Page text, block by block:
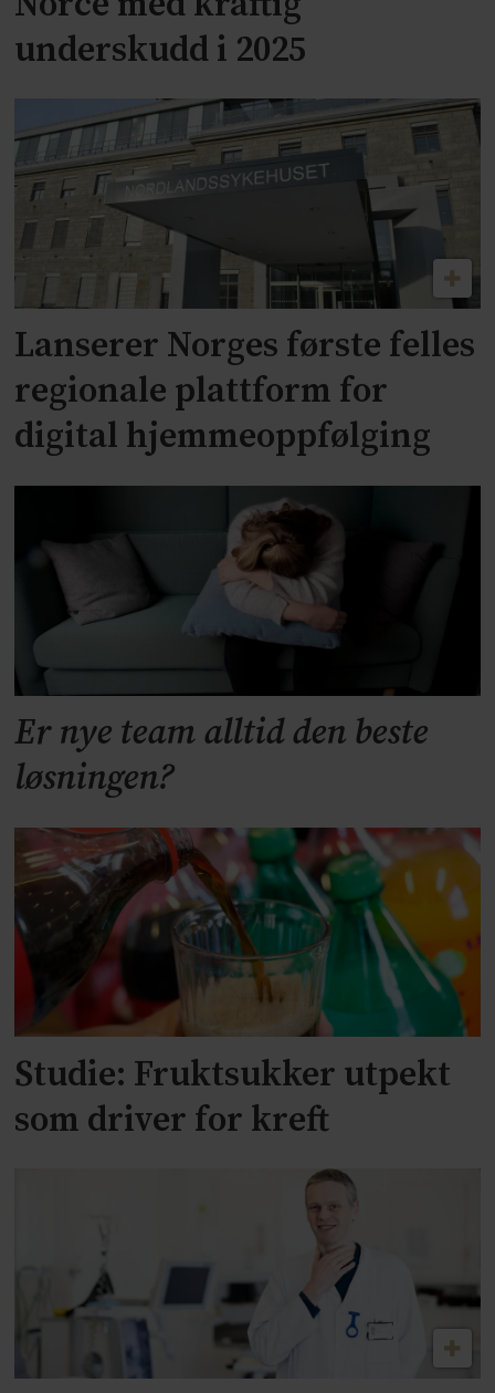
underskudd i 2025
Lanserer Norges første felles
regionale plattform for
digital hjemmeoppfølging
Er nye team alltid den beste
løsningen?
Studie: Fruktsukker utpekt
som driver for kreft